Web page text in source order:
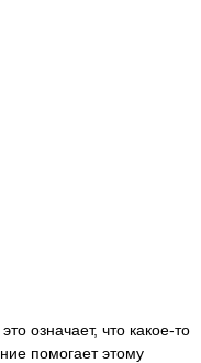
это означает, что какое-то
помогает этому